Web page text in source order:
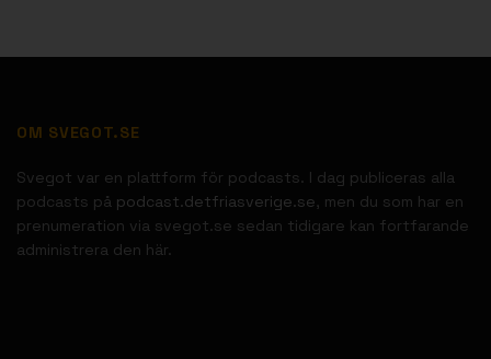
OM SVEGOT.SE
Svegot var en plattform för podcasts. I dag publiceras alla
podcasts på podcast.detfriasverige.se, men du som har en
prenumeration via svegot.se sedan tidigare kan fortfarande
administrera den här.